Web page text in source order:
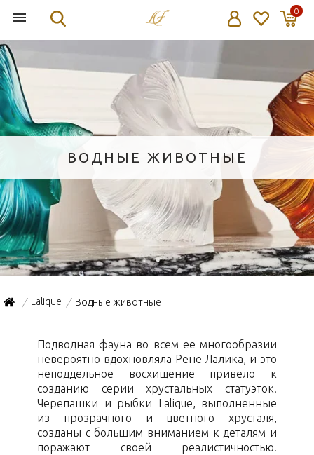
0
ВОДНЫЕ ЖИВОТНЫЕ
/ Lalique / Водные животные
Подводная фауна во всем ее многообразии
невероятно вдохновляла Рене Лалика, и это
неподдельное восхищение привело к
созданию серии хрустальных статуэток.
Черепашки и рыбки Lalique, выполненные
из прозрачного и цветного хрусталя,
созданы с большим вниманием к деталям и
поражают своей реалистичностью.